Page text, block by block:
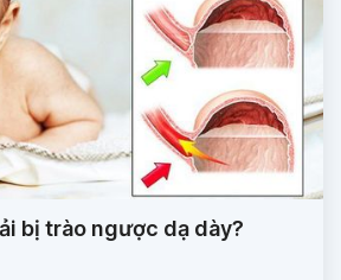
bị trào ngược dạ dày?